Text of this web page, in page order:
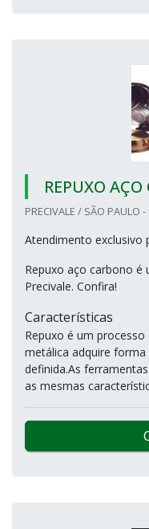
REPUXO
PRECIVALE / SÃO PAULO -
Atendimento exclusivo
Repuxo aço carbono é
Precivale. Confira!
Características
Repuxo é um
metálica adquire
definida.As
as mesmas